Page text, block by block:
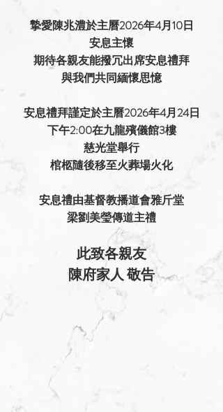
摯愛陳兆澧於主曆2026年4月10日
安息主懷
期待各親友能撥冗出席安息禮拜
與我們共同緬懷思憶
安息禮拜謹定於主曆2026年4月24日
下午2:00在九龍殯儀館3樓
慈光堂舉行
棺柩隨後移至火葬場火化
安息禮由基督教播道會雅斤堂
梁劉美瑩傳道主禮
此致各親友
陳府家人 敬告